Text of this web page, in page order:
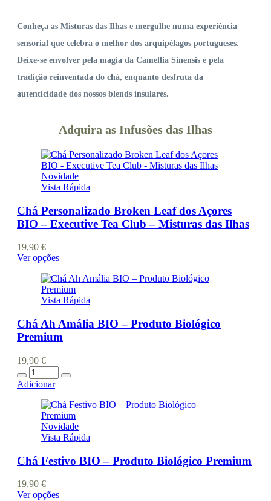
Conheça as Misturas das Ilhas e mergulhe numa experiência
sensorial que celebra o melhor dos arquipélagos portugueses.
Deixe-se envolver pela magia da Camellia Sinensis e pela
tradição reinventada do chá, enquanto desfruta da
autenticidade dos nossos blends insulares.
Adquira as Infusões das Ilhas
Novidade
Vista Rápida
Chá Personalizado Broken Leaf dos Açores
BIO – Executive Tea Club – Misturas das Ilhas
19,90 €
Ver opçõesThis
has
multiple
variants.
options
may
be
the
page
Vista Rápida
Chá Ah Amália BIO – Produto Biológico
Premium
19,90 €
Quantidade
Adicionar
Novidade
Vista Rápida
Chá Festivo BIO – Produto Biológico Premium
19,90 €
Ver opçõesThis